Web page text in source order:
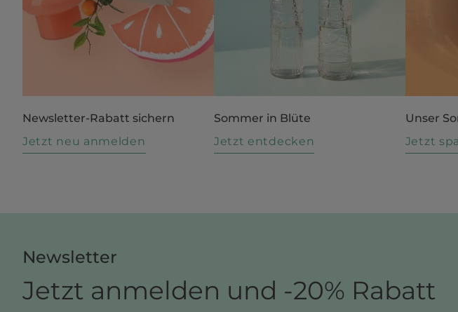
Newsletter-Rabatt sichern
Jetzt neu anmelden
Sommer in Blüte
Jetzt entdecken
Unser
Jetzt
Newsletter
Jetzt anmelden und -20% Rabatt